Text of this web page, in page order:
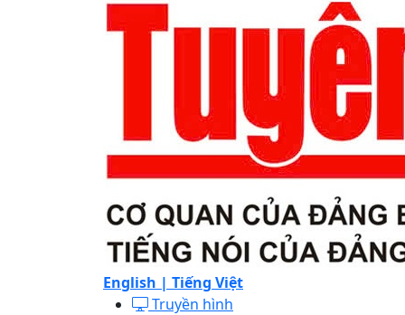
English | Tiếng Việt
Truyền hình